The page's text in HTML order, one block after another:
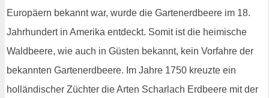
Europäern bekannt war, wurde die Gartenerdbeere im 18.
Jahrhundert in Amerika entdeckt. Somit ist die heimische
Waldbeere, wie auch in Güsten bekannt, kein Vorfahre der
bekannten Gartenerdbeere. Im Jahre 1750 kreuzte ein
holländischer Züchter die Arten Scharlach Erdbeere mit der